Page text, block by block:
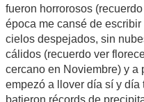
fueron horrorosos
época me cansé de
cielos despejados, sin
cálidos (recuerdo ver
cercano en Noviembre) y a
empezó a llover día sí y día
batieron récords de